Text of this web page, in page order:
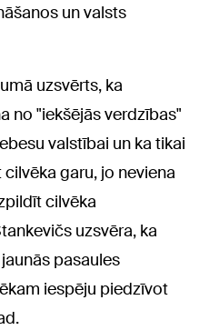
un valsts
uzsvērts, ka
no "iekšējās verdzības"
valstībai un ka tikai
garu, jo neviena
cilvēka
uzsvēra, ka
pasaules
iespēju piedzīvot